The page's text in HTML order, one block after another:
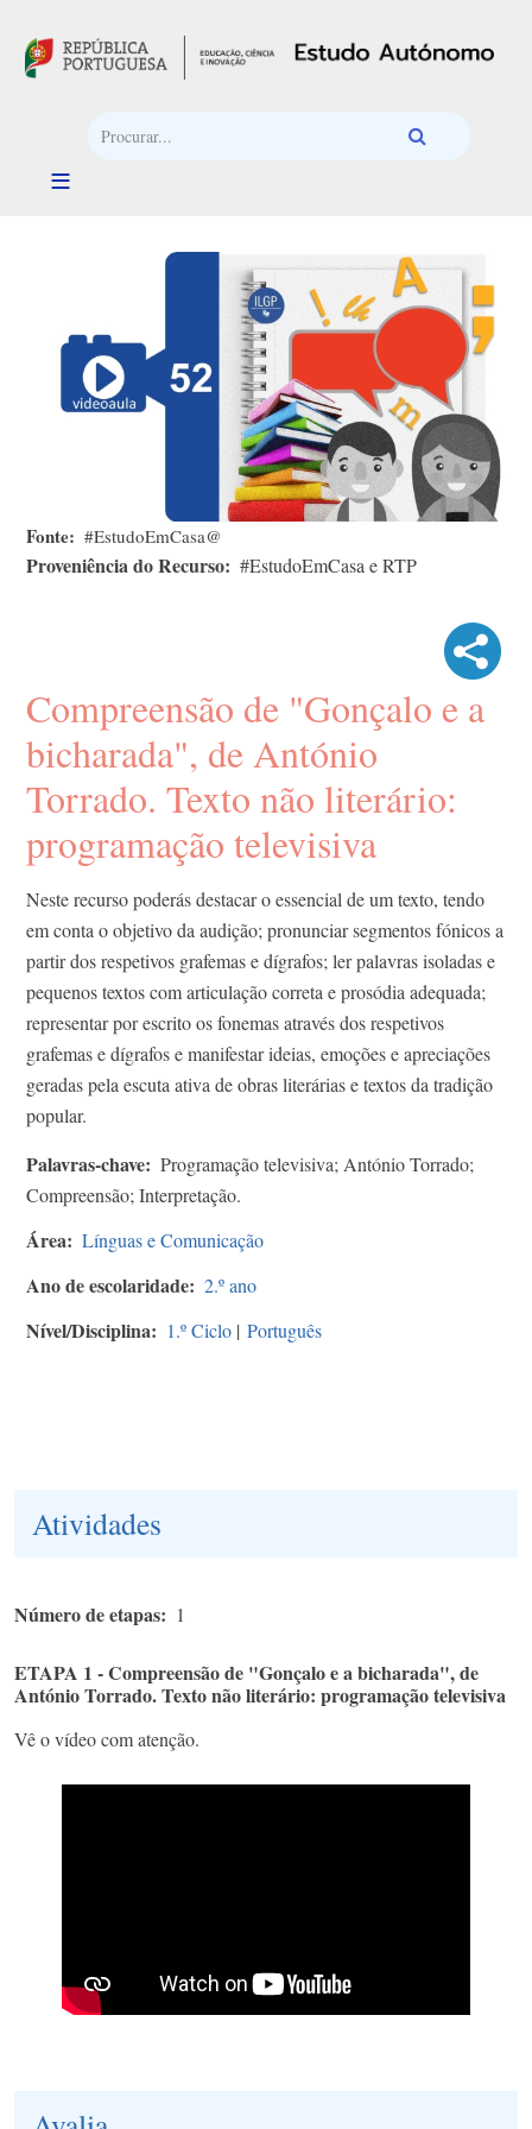
Fonte #EstudoEmCasa@
Proveniência do Recurso #EstudoEmCasa e RTP
Compreensão de "Gonçalo e a
bicharada", de António
Torrado. Texto não literário:
programação televisiva
Neste recurso poderás destacar o essencial de um texto, tendo
em conta o objetivo da audição; pronunciar segmentos fónicos a
partir dos respetivos grafemas e dígrafos; ler palavras isoladas e
pequenos textos com articulação correta e prosódia adequada;
representar por escrito os fonemas através dos respetivos
grafemas e dígrafos e manifestar ideias, emoções e apreciações
geradas pela escuta ativa de obras literárias e textos da tradição
popular.
Palavras-chave
Programação televisiva; António Torrado;
Compreensão; Interpretação.
Área Línguas e Comunicação
Ano de escolaridade 2.º ano
Nível/Disciplina 1.º Ciclo | Português
Atividades
Número de etapas 1
ETAPA 1 - Compreensão de "Gonçalo e a bicharada", de
António Torrado. Texto não literário: programação televisiva
Vê o vídeo com atenção.